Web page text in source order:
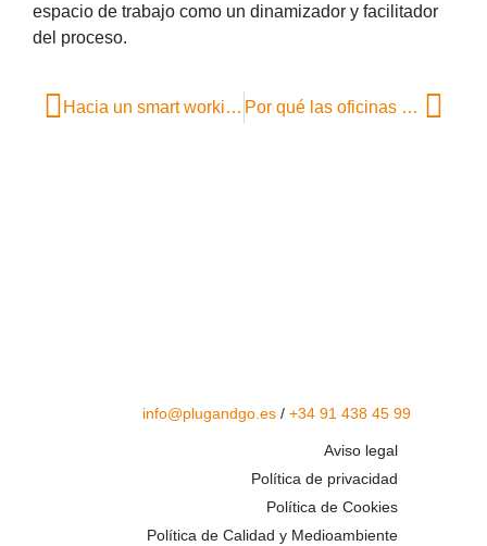
espacio de trabajo como un dinamizador y facilitador
del proceso.
Hacia un smart working que reproduzca el modelo de comunidad Por qué las oficinas ágiles favorecen la retención del talento
info@plugandgo.es / +34 91 438 45 99
Aviso legal
Política de privacidad
Política de Cookies
Política de Calidad y Medioambiente